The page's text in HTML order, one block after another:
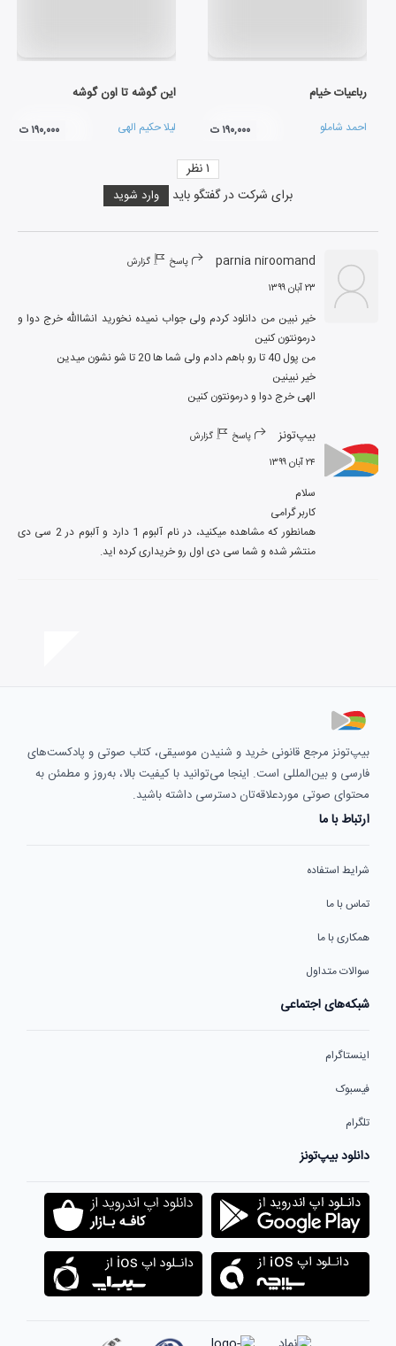
رباعیات خیام
احمد شاملو ۱۹۰,۰۰۰ ت
این گوشه تا اون گوشه
لیلا حکیم الهی ۱۹۰,۰۰۰ ت
برای شرکت در گفتگو باید وارد شوید
۱نظر
parnia niroomand پاسخ گزارش
۲۳ آبان ۱۳۹۹
الهی خرج دوا و درمونتون کنین
بیپ‌تونز پاسخ گزارش
۲۴ آبان ۱۳۹۹
همانطور که مشاهده میکنید، در نام آلبوم 1 دارد و آلبوم در 2 سی دی
منتشر شده و شما سی دی اول رو خریداری کرده اید.
بیپ‌تونز مرجع قانونی خرید و شنیدن موسیقی، کتاب صوتی و پادکست‌های
فارسی و بین‌المللی است. اینجا می‌توانید با کیفیت بالا، به‌روز و مطمئن به
محتوای صوتی موردعلاقه‌تان دسترسی داشته باشید.
ارتباط با ما
شرایط استفاده
تماس با ما
همکاری با ما
سوالات متداول
شبکه‌های اجتماعی
اینستاگرام
فیسبوک
تلگرام
دانلود بیپ‌تونز